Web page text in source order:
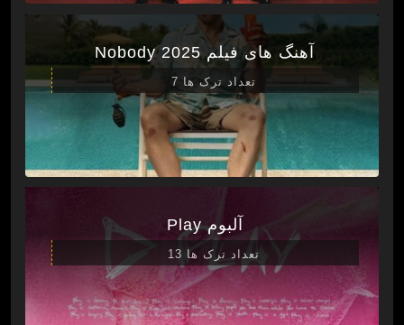
آهنگ های فیلم Nobody 2025
تعداد ترک ها 7
آلبوم Play
تعداد ترک ها 13